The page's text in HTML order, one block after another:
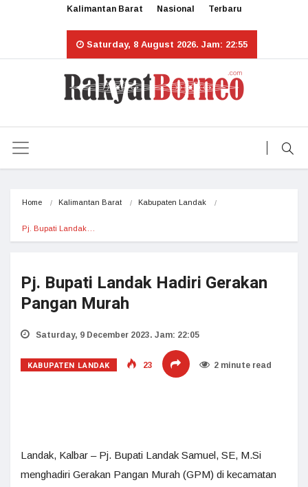
Kalimantan Barat Nasional Terbaru
Saturday, 8 August 2026. Jam: 22:55
Home Kalimantan Barat Kabupaten Landak
Pj. Bupati Landak…
Pj. Bupati Landak Hadiri Gerakan
Pangan Murah
Saturday, 9 December 2023. Jam: 22:05
KABUPATEN LANDAK 23 2 minute read
Landak, Kalbar – Pj. Bupati Landak Samuel, SE, M.Si
menghadiri Gerakan Pangan Murah (GPM) di kecamatan